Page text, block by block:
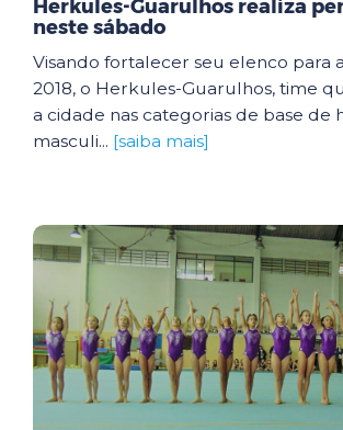
Herkules-Guarulhos realiza
neste sábado
Visando fortalecer seu elenco para
2018, o Herkules-Guarulhos, time
a cidade nas categorias de base de
masculi... [saiba mais]